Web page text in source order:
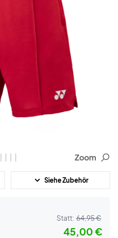
Zoom
Siehe Zubehör
Statt: 64,95 €
45,00 €